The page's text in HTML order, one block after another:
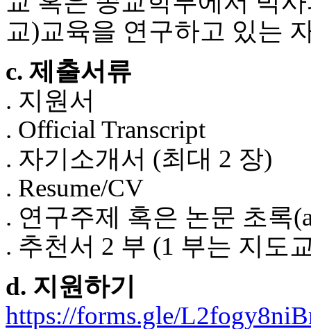
치
료
약
심
중
코
아
뉴
신
노
휴
이
트
무
료
교)교육을 연구하고 있는
c. 제출서류
. 지원서
. Official Transcript
. 자기소개서 (최대 2 장)
. Resume/CV
. 연구주제 혹은 논문 초록
. 추천서 2 부 (1 부는 지도
d. 지원하기
https://forms.gle/